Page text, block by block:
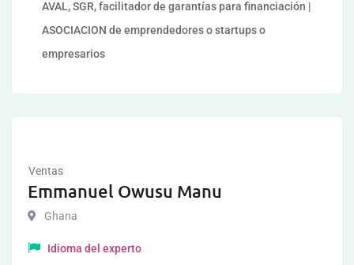
AVAL, SGR, facilitador de garantías para financiación |
ASOCIACION de emprendedores o startups o
empresarios
Ventas
Emmanuel Owusu Manu
Ghana
Idioma del experto